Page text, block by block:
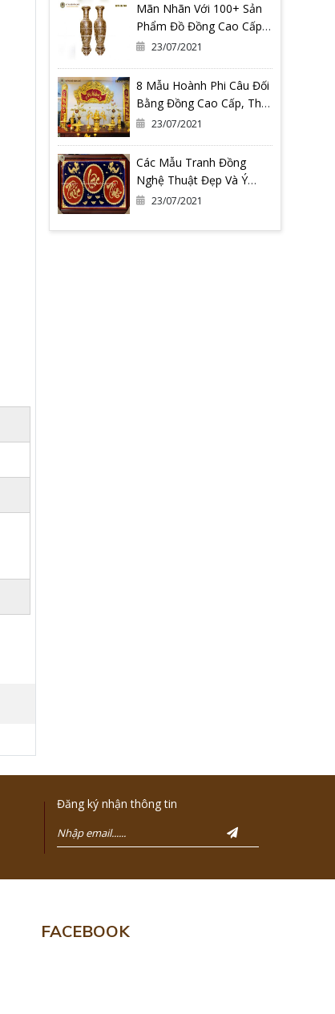
Mãn Nhãn Với 100+ Sản
Phẩm Đồ Đồng Cao Cấp
Tại Đồ Đồng Quang
23/07/2021
8 Mẫu Hoành Phi Câu Đối
Bằng Đồng Cao Cấp, Thờ
Gia Tiên
23/07/2021
Các Mẫu Tranh Đồng
Nghệ Thuật Đẹp Và Ý
Nghĩa Nhất Tại Đồ Đồng
23/07/2021
Đăng ký nhận thông tin
FACEBOOK